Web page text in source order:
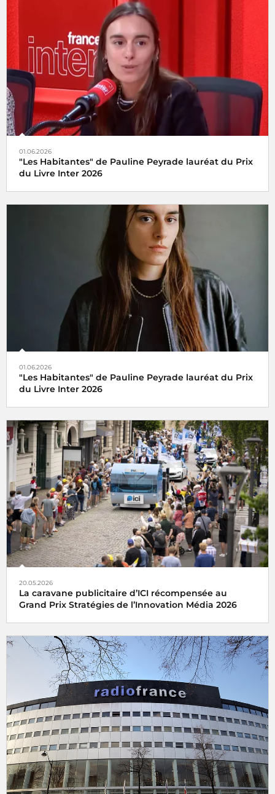
01.06.2026
"Les Habitantes" de Pauline Peyrade lauréat du Prix
du Livre Inter 2026
01.06.2026
"Les Habitantes" de Pauline Peyrade lauréat du Prix
du Livre Inter 2026
20.05.2026
La caravane publicitaire d’ICI récompensée au
Grand Prix Stratégies de l’Innovation Média 2026